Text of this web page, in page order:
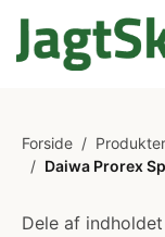
Forside / Produkter
/ Daiwa Prorex
Dele af